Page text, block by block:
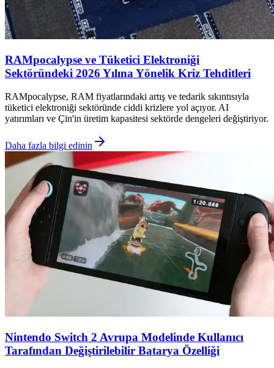
RAMpocalypse ve Tüketici Elektroniği
Sektöründeki 2026 Yılına Yönelik Kriz Tehditleri
RAMpocalypse, RAM fiyatlarındaki artış ve tedarik sıkıntısıyla
tüketici elektroniği sektöründe ciddi krizlere yol açıyor. AI
yatırımları ve Çin'in üretim kapasitesi sektörde dengeleri değiştiriyor.
Daha fazla bilgi edinin
Nintendo Switch 2 Avrupa Modelinde Kullanıcı
Tarafından Değiştirilebilir Batarya Özelliği